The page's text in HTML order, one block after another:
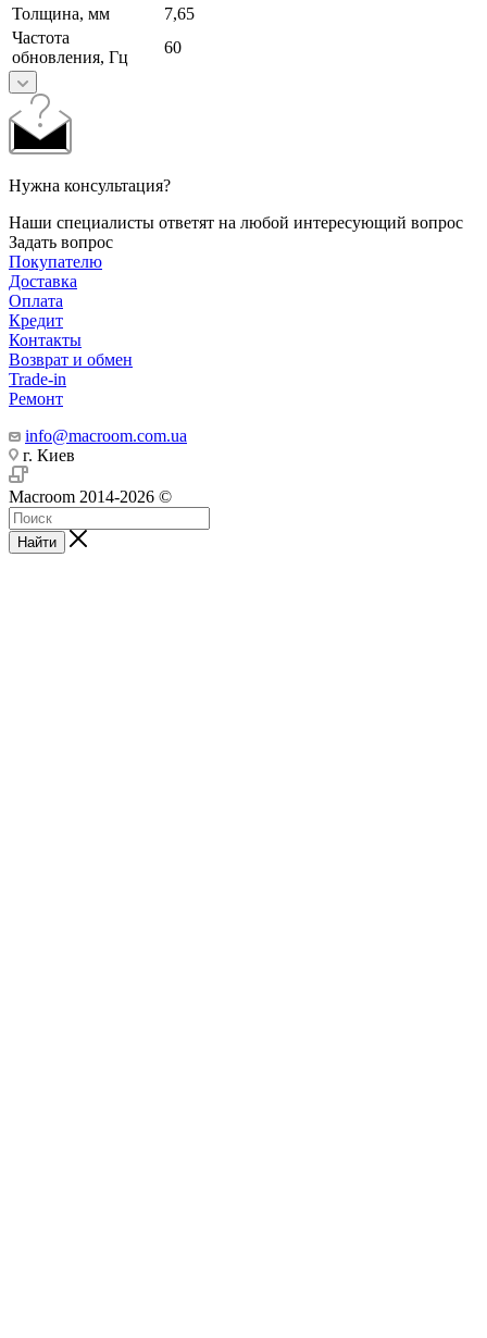
Толщина, мм
7,65
Частота
обновления, Гц
60
Нужна консультация?
Наши специалисты ответят на любой интересующий вопрос
Задать вопрос
Покупателю
Доставка
Оплата
Кредит
Контакты
Возврат и обмен
Trade-in
Ремонт
info@macroom.com.ua
г. Киев
Macroom 2014-2026 ©
Найти